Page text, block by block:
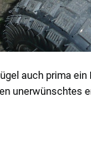
auch prima ein
unerwünschtes